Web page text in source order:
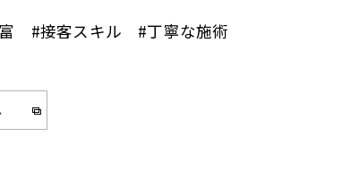
#接客スキル #丁寧な施術